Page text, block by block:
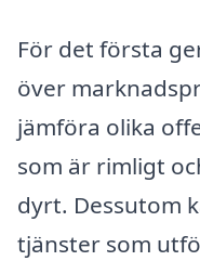
För det första
över
jämföra olika
som är rimligt
dyrt. Dessutom
tjänster som